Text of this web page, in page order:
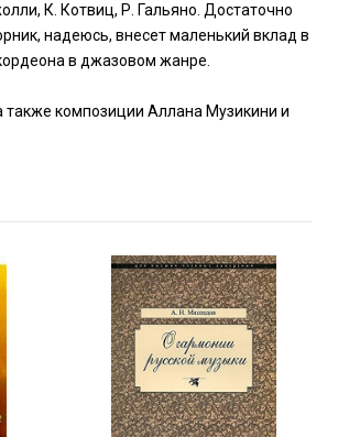
К. Котвиц, Р. Гальяно. Достаточно
надеюсь, внесет маленький вклад в
в джазовом жанре.
композиции Аллана Музикини и